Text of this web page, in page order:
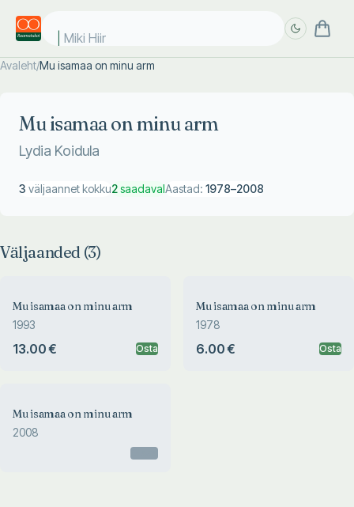
Miki Hiir
Avaleht/Mu isamaa on minu arm
Mu isamaa on minu arm
Lydia Koidula
3 väljaannet kokku2saadavalAastad: 1978–2008
Väljaanded (3)
Mu isamaa on minu arm
1993
13.00 € Osta
Mu isamaa on minu arm
1978
6.00 € Osta
Mu isamaa on minu arm
2008